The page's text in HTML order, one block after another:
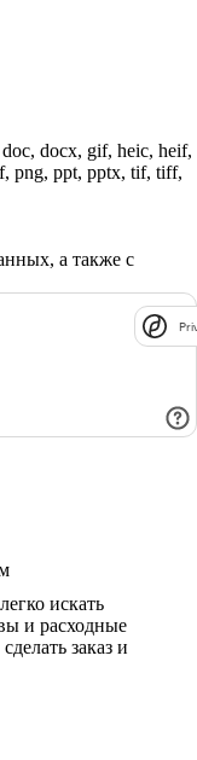
docx, gif, heic, heif,
png, ppt, pptx, tif, tiff,
а также с
искать
и расходные
заказ и